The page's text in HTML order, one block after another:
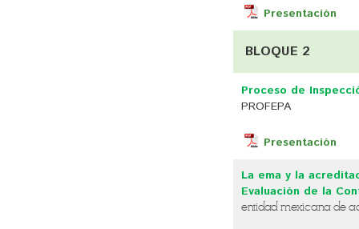
Presentación
BLOQUE 2
Proceso de
PROFEPA
Presentación
La ema y la
Evaluación de la
entidad mexicana de